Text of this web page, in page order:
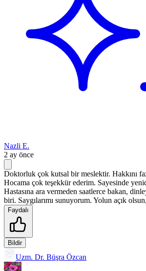
Nazli E.
2 ay önce
Doktorluk çok kutsal bir meslektir. Hakkını
Hocama çok teşekkür ederim. Sayesinde
Hastasına ara vermeden saatlerce bakan,
biri. Saygılarımı sunuyorum. Yolun açık
Faydalı
Bildir
Uzm. Dr. Büşra Özcan